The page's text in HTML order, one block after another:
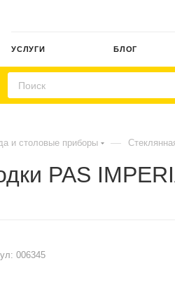
УСЛУГИ БЛОГ
и столовые приборы —
PAS
006345